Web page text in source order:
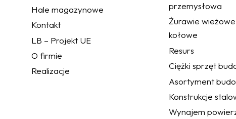
Hale magazynowe
Kontakt
LB – Projekt UE
O firmie
Realizacje
przemysłowa
Żurawie
kołowe
Resurs
Ciężki sprzęt
Asortyment
Konstrukcje
Wynajem